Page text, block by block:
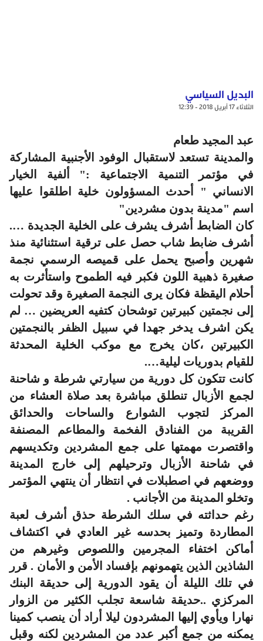
البديل السياسي
الثلاثاء 17 أبريل 2018 - 12:39
عبد المجيد طعام
والمدينة تستعد لاستقبال الوفود الأجنبية المشاركة
في مؤتمر التنمية الاجتماعية :" ألفية الخيار
الانساني " أحدث المسؤولون خلية اطلقوا عليها
اسم "مدينة بدون مشردين"
كان الضابط أشرف يشرف على الخلية الجديدة ….
أشرف ضابط شاب حصل على ترقية استثنائية منذ
شهرين وأصبح يحمل على قميصه الرسمي نجمة
صغيرة ذهبية اللون فكبر فيه الطموح واستأثرت به
أحلام اليقظة فكان يرى النجمة الصغيرة وقد تحولت
إلى نجمتين كبيرتين توشحان كتفيه العريضين … لم
يكن اشرف يدخر جهدا في سبيل الظفر بالنجمتين
الكبيرتين ،كان يخرج مع موكب الخلية المحدثة
للقيام بدوريات ليلية….
كانت تتكون كل دورية من سيارتي شرطة و شاحنة
لجمع الأزبال تنطلق مباشرة بعد صلاة العشاء من
المركز لتجوب الشوارع والساحات والحدائق
القريبة من الفنادق الفخمة والمطاعم المصنفة
واقتصرت مهمتها على جمع المشردين وتكديسهم
في شاحنة الأزبال وترحيلهم إلى خارج المدينة
ووضعهم في اصطبلات في انتظار أن ينتهي المؤتمر
وتخلو المدينة من الأجانب .
رغم حداثته في سلك الشرطة حذق أشرف لعبة
المطاردة وتميز بحدسه غير العادي في اكتشاف
أماكن اختفاء المجرمين واللصوص وغيرهم من
الشاذين الذين يتهمونهم بإفساد الأمن و الأمان . قرر
في تلك الليلة أن يقود الدورية إلى حديقة البنك
المركزي ..حديقة شاسعة تجلب الكثير من الزوار
نهارا ويأوي إليها المشردون ليلا أراد أن ينصب كمينا
يمكنه من جمع أكبر عدد من المشردين لكنه وقبل